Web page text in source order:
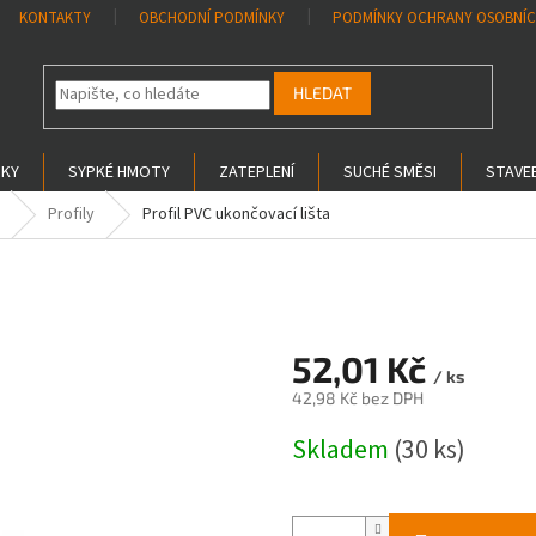
KONTAKTY OBCHODNÍ PODMÍNKY PODMÍNKY OCHRANY
HLEDAT
SYPKÉ HMOTY ZATEPLENÍ SUCHÉ SMĚSI
Profily Profil PVC ukončovací lišta
52,01 Kč / ks
42,98 Kč bez DPH
cena:
Skladem (30 ks)